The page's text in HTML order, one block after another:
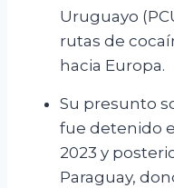
Uruguayo
rutas de
hacia Europa.
Su presunto
fue detenido
2023 y
Paraguay,